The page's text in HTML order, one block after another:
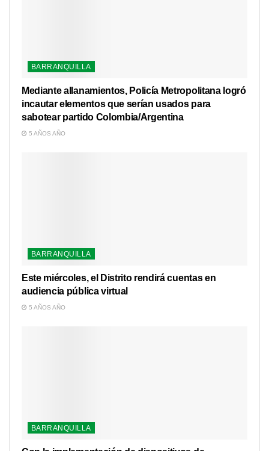
BARRANQUILLA
Mediante allanamientos, Policía Metropolitana logró
incautar elementos que serían usados para
sabotear partido Colombia/Argentina
5 AÑOS AÑO
BARRANQUILLA
Este miércoles, el Distrito rendirá cuentas en
audiencia pública virtual
5 AÑOS AÑO
BARRANQUILLA